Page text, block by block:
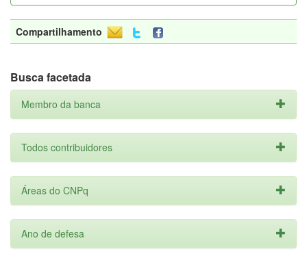
Compartilhamento
Busca facetada
Membro da banca
Todos contribuidores
Áreas do CNPq
Ano de defesa